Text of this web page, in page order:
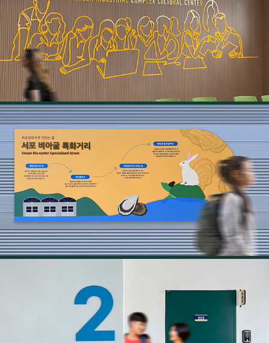
사천시 산업단지복합문화센터 사이니지
2023
사천시 서포 비아굴 특화거리 사이니지
사천시 맞춤형 청년주택 사이니지